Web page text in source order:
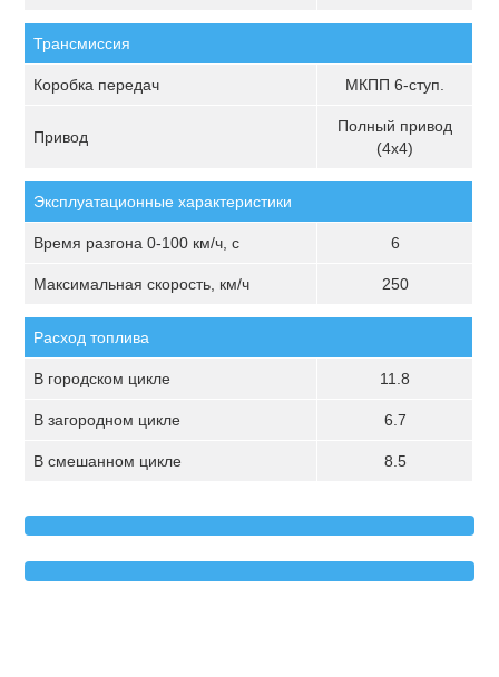
Трансмиссия
Коробка передач МКПП 6-ступ.
Привод
Полный привод
(4х4)
Эксплуатационные характеристики
Время разгона 0-100 км/ч, с 6
Максимальная скорость, км/ч 250
Расход топлива
В городском цикле 11.8
В загородном цикле 6.7
В смешанном цикле 8.5